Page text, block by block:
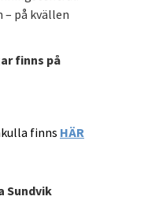
– på kvällen
finns på
finns HÄR
Sundvik